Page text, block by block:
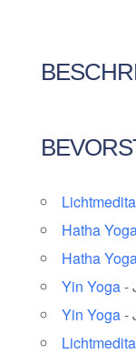
Hatha
Hatha
Yin Yoga-
Yin Yoga-